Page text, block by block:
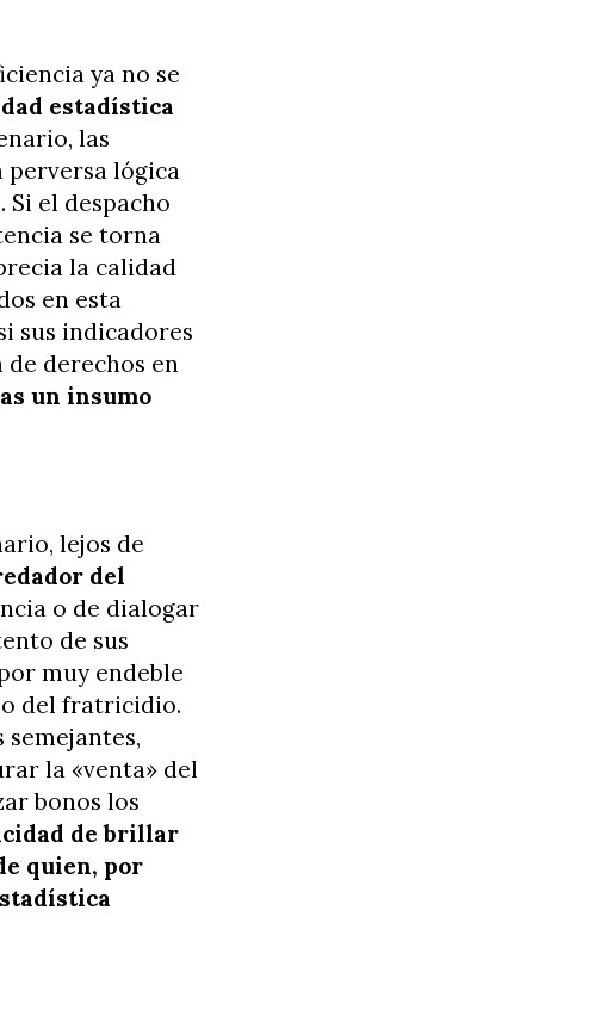
ya no se
estadística
las
perversa lógica
. Si el despacho
se torna
la calidad
en esta
sus indicadores
derechos en
un insumo
lejos de
del
o de dialogar
de sus
muy endeble
del fratricidio.
semejantes,
la «venta» del
bonos los
de brillar
quien, por